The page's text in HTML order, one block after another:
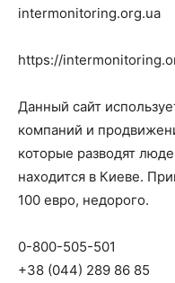
intermonitoring.org.ua
https://
Данный сайт
компаний и
которые разводят
находится в Киеве.
100 евро, недорого.
0-800-505-501
+38 (044) 289 86 85